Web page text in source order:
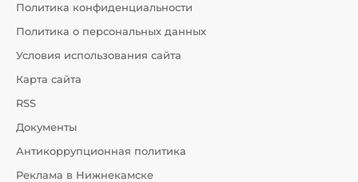
Политика конфиденциальности
Политика о персональных данных
Условия использования сайта
Карта сайта
RSS
Документы
Антикоррупционная политика
Реклама в Нижнекамске